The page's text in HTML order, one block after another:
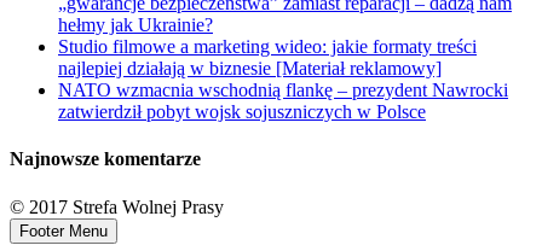
hełmy jak Ukrainie?
Studio filmowe a marketing wideo: jakie formaty treści
najlepiej działają w biznesie [Materiał reklamowy]
NATO wzmacnia wschodnią flankę – prezydent Nawrocki
zatwierdził pobyt wojsk sojuszniczych w Polsce
Najnowsze komentarze
© 2017 Strefa Wolnej Prasy
Footer Menu